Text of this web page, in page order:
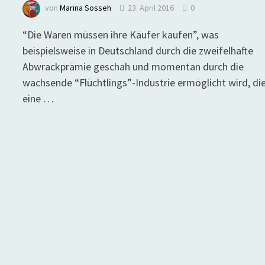
vonMarina Sosseh 23. April 2016 0
“Die Waren müssen ihre Käufer kaufen”, was
beispielsweise in Deutschland durch die zweifelhafte
Abwrackprämie geschah und momentan durch die
wachsende “Flüchtlings”-Industrie ermöglicht wird,
eine …